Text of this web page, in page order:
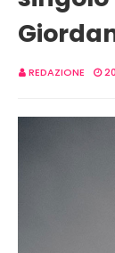
REDAZIONE